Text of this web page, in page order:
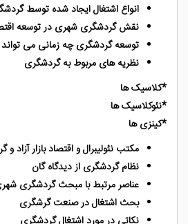
انواع اشتغال ایجاد شده توسط
نقش گردشگری شهری در توسعه
توسعه گردشگری چه زمانی می تواند
نظریه های مربوط به گردشگری
*کلاسیک ها
*نئوکلاسیک­ ها
*کینزی­ ها
مکتب نئولیبرال و اقتصاد بازار آزاد
نظام گردشگری از دیدگاه گان
عناصر مرتبط با مبحث گردشگری
بحث اشتغال در صنعت گرشگری